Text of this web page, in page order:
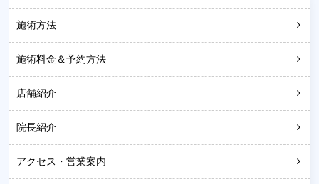
施術方法
施術料金＆予約方法
店舗紹介
院長紹介
アクセス・営業案内